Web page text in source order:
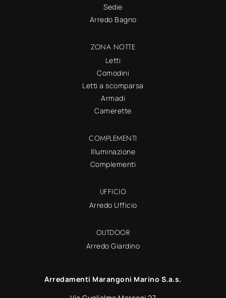
Sedie
Arredo Bagno
ZONA NOTTE
Letti
Comodini
Letti a scomparsa
Armadi
Camerette
COMPLEMENTI
Illuminazione
Complementi
UFFICIO
Arredo Ufficio
OUTDOOR
Arredo Giardino
Arredamenti Marangoni Marino S.a.s.